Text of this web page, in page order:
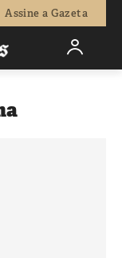
Assine a Gazeta